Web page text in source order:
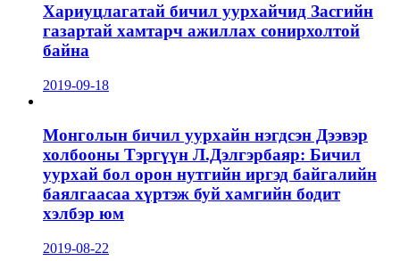
Хариуцлагатай бичил уурхайчид Засгийн
газартай хамтарч ажиллах сонирхолтой
байна
2019-09-18
Монголын бичил уурхайн нэгдсэн Дээвэр
холбооны Тэргүүн Л.Дэлгэрбаяр: Бичил
уурхай бол орон нутгийн иргэд байгалийн
баялгаасаа хүртэж буй хамгийн бодит
хэлбэр юм
2019-08-22